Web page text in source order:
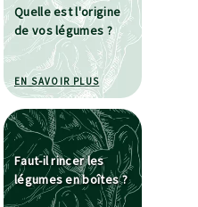
DE L'EMPREINTE CARBONE DES
Quelle est l'origine
de vos légumes ?
EN SAVOIR PLUSÀ PROPOS DE
Faut-il rincer les
légumes en boîtes ?